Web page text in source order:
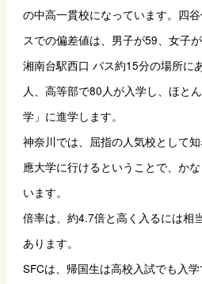
の中高一貫校になっています。四
スでの偏差値は、男子が59、女子
湘南台駅西口 バス約15分の場所に
人、高等部で80人が入学し、ほと
学」に進学します。
神奈川では、屈指の人気校として
應大学に行けるということで、か
います。
倍率は、約4.7倍と高く入るには相
あります。
SFCは、帰国生は高校入試でも入